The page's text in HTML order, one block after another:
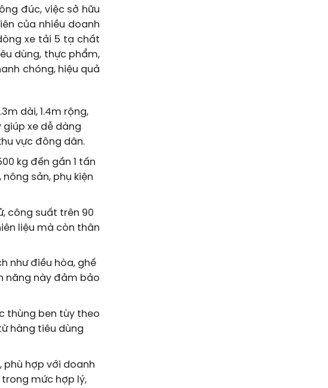
đúc, việc sở hữu
của nhiều doanh
xe tải 5 tạ chất
dùng, thực phẩm,
chóng, hiệu quả
dài, 1.4m rộng,
giúp xe dễ dàng
vực đông dân.
kg đến gần 1 tấn
sản, phụ kiện
công suất trên 90
liệu mà còn thân
như điều hòa, ghế
năng này đảm bảo
thùng ben tùy theo
hàng tiêu dùng
phù hợp với doanh
trong mức hợp lý,